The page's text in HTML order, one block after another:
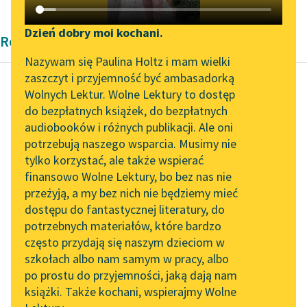
Katalog DAISY
Podkasty o książkach
Zgłoś brak utworu
Aktualności
Byliśmy częścią AI Impact
Lab
Zapraszamy na spotkanie
online z tłumaczkami
literatury skandynawskiej
Spotkanie z Katarzyną
Tunkiel w Oslo
Wolne Lektury na 32.
Pol’and’Rock Festivalu
„Kochanek Lady
Chatterley” do słuchania
Narzędzia
Mapa Wolnych Lektur
Leśmianator
Przewodnik dla piszących i
czytających
API
OAI-PMH
Widget Wolnych Lektur
Przypisy
Dzień dobry moi kochani.
Nazywam się Paulina Holtz i mam wielki
zaszczyt i przyjemność być ambasadorką
Wolnych Lektur. Wolne Lektury to dostęp
do bezpłatnych książek, do bezpłatnych
audiobooków i różnych publikacji. Ale oni
potrzebują naszego wsparcia. Musimy nie
tylko korzystać, ale także wspierać
finansowo Wolne Lektury, bo bez nas nie
przeżyją, a my bez nich nie będziemy mieć
dostępu do fantastycznej literatury, do
potrzebnych materiałów, które bardzo
często przydają się naszym dzieciom w
szkołach albo nam samym w pracy, albo
po prostu do przyjemności, jaką dają nam
książki. Także kochani, wspierajmy Wolne
Rozprawa Platon
Platon
Protagoras
Wyście pytali, jeżeli
pamiętacie, kiedy
myśmy się zgodzili, że
nie ma większej potęgi
niż wiedza...
Czytaj więcej